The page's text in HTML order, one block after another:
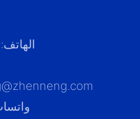
الهاتف: +86
واتساب: